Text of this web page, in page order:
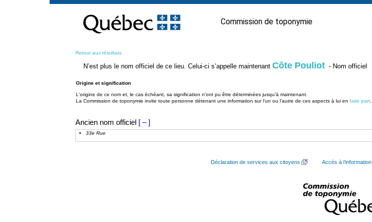
contenu
Commission de toponymie
Retour aux résultats
N’est plus le nom officiel de ce lieu. Celui-ci s’appelle maintenant Côte Pouliot - Nom officiel
Origine et signification
L'origine de ce nom et, le cas échéant, sa signification n’ont pu être déterminées jusqu’à maintenant.
La Commission de toponymie invite toute personne détenant une information sur l'un ou l'autre de ces aspects à lui en faire part
Ancien nom officiel [ – ]
33e Rue
Déclaration de services aux citoyens Accès à l’information